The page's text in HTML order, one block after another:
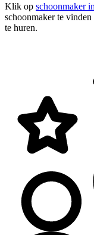
Klik op schoonmaker
schoonmaker te
te huren.